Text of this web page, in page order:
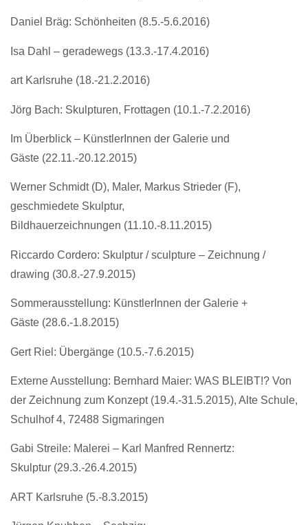
Daniel Bräg: Schönheiten (8.5.-5.6.2016)
Isa Dahl – geradewegs (13.3.-17.4.2016)
art Karlsruhe (18.-21.2.2016)
Jörg Bach: Skulpturen, Frottagen (10.1.-7.2.2016)
Im Überblick – KünstlerInnen der Galerie und
Gäste (22.11.-20.12.2015)
Werner Schmidt (D), Maler, Markus Strieder (F),
geschmiedete Skulptur,
Bildhauerzeichnungen (11.10.-8.11.2015)
Riccardo Cordero: Skulptur / sculpture – Zeichnung /
drawing (30.8.-27.9.2015)
Sommerausstellung: KünstlerInnen der Galerie +
Gäste (28.6.-1.8.2015)
Gert Riel: Übergänge (10.5.-7.6.2015)
Externe Ausstellung: Bernhard Maier: WAS BLEIBT!? Von
der Zeichnung zum Konzept (19.4.-31.5.2015), Alte Schule,
Schulhof 4, 72488 Sigmaringen
Gabi Streile: Malerei – Karl Manfred Rennertz:
Skulptur (29.3.-26.4.2015)
ART Karlsruhe (5.-8.3.2015)